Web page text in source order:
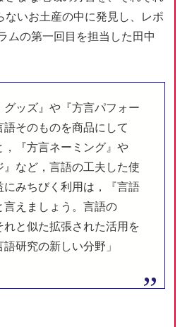
ないお土産の中に発見 し、レポ
ます。 コラムの第一回目 を担当 した 田中
グッズ』や『方言パフォー
語そのものを商品にして
，『方言ネーミング』や
など， 言語の工夫 した使
にみちびく 利用 は，『言語
言えましょう。 言語の
れと似た拡張された活用 を
語研究の新しい分野」